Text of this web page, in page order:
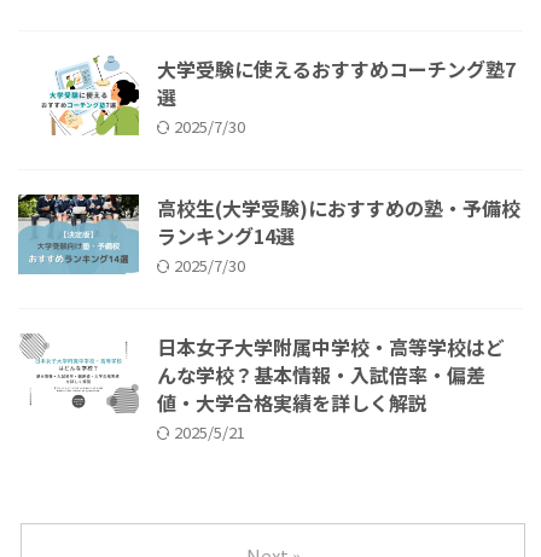
大学受験に使えるおすすめコーチング塾7
選
2025/7/30
高校生(大学受験)におすすめの塾・予備校
ランキング14選
2025/7/30
日本女子大学附属中学校・高等学校はど
んな学校？基本情報・入試倍率・偏差
値・大学合格実績を詳しく解説
2025/5/21